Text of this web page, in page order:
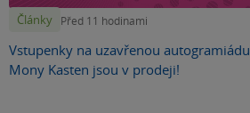
Články Před 11 hodinami
Vstupenky na uzavřenou autogramiádu
Mony Kasten jsou v prodeji!